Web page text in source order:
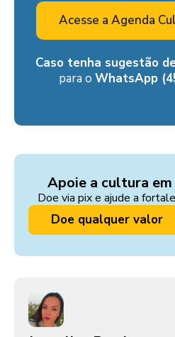
Acesse a Agenda
Caso tenha sugestão
para o WhatsApp
Apoie a cultura em
Doe via pix e ajude a
Doe qualquer valor